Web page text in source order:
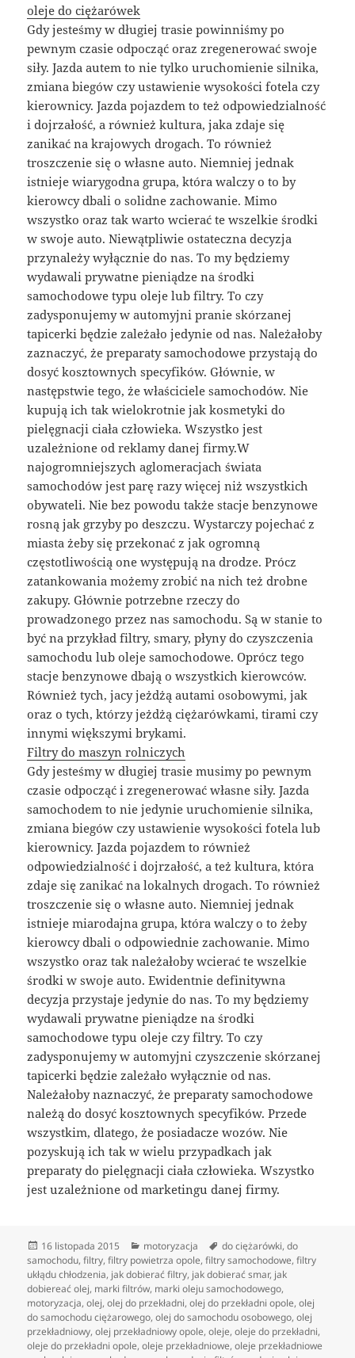
oleje do ciężarówek
Gdy jesteśmy w długiej trasie powinniśmy po
pewnym czasie odpocząć oraz zregenerować swoje
siły. Jazda autem to nie tylko uruchomienie silnika,
zmiana biegów czy ustawienie wysokości fotela czy
kierownicy. Jazda pojazdem to też odpowiedzialność
i dojrzałość, a również kultura, jaka zdaje się
zanikać na krajowych drogach. To również
troszczenie się o własne auto. Niemniej jednak
istnieje wiarygodna grupa, która walczy o to by
kierowcy dbali o solidne zachowanie. Mimo
wszystko oraz tak warto wcierać te wszelkie środki
w swoje auto. Niewątpliwie ostateczna decyzja
przynależy wyłącznie do nas. To my będziemy
wydawali prywatne pieniądze na środki
samochodowe typu oleje lub filtry. To czy
zadysponujemy w automyjni pranie skórzanej
tapicerki będzie zależało jedynie od nas. Należałoby
zaznaczyć, że preparaty samochodowe przystają do
dosyć kosztownych specyfików. Głównie, w
następstwie tego, że właściciele samochodów. Nie
kupują ich tak wielokrotnie jak kosmetyki do
pielęgnacji ciała człowieka. Wszystko jest
uzależnione od reklamy danej firmy.W
najogromniejszych aglomeracjach świata
samochodów jest parę razy więcej niż wszystkich
obywateli. Nie bez powodu także stacje benzynowe
rosną jak grzyby po deszczu. Wystarczy pojechać z
miasta żeby się przekonać z jak ogromną
częstotliwością one występują na drodze. Prócz
zatankowania możemy zrobić na nich też drobne
zakupy. Głównie potrzebne rzeczy do
prowadzonego przez nas samochodu. Są w stanie to
być na przykład filtry, smary, płyny do czyszczenia
samochodu lub oleje samochodowe. Oprócz tego
stacje benzynowe dbają o wszystkich kierowców.
Również tych, jacy jeżdżą autami osobowymi, jak
oraz o tych, którzy jeżdżą ciężarówkami, tirami czy
innymi większymi brykami.
Filtry do maszyn rolniczych
Gdy jesteśmy w długiej trasie musimy po pewnym
czasie odpocząć i zregenerować własne siły. Jazda
samochodem to nie jedynie uruchomienie silnika,
zmiana biegów czy ustawienie wysokości fotela lub
kierownicy. Jazda pojazdem to również
odpowiedzialność i dojrzałość, a też kultura, która
zdaje się zanikać na lokalnych drogach. To również
troszczenie się o własne auto. Niemniej jednak
istnieje miarodajna grupa, która walczy o to żeby
kierowcy dbali o odpowiednie zachowanie. Mimo
wszystko oraz tak należałoby wcierać te wszelkie
środki w swoje auto. Ewidentnie definitywna
decyzja przystaje jedynie do nas. To my będziemy
wydawali prywatne pieniądze na środki
samochodowe typu oleje czy filtry. To czy
zadysponujemy w automyjni czyszczenie skórzanej
tapicerki będzie zależało wyłącznie od nas.
Należałoby naznaczyć, że preparaty samochodowe
należą do dosyć kosztownych specyfików. Przede
wszystkim, dlatego, że posiadacze wozów. Nie
pozyskują ich tak w wielu przypadkach jak
preparaty do pielęgnacji ciała człowieka. Wszystko
jest uzależnione od marketingu danej firmy.
Data
publikacji
16 listopada 2015 Kategorie
motoryzacja Tagi
do ciężarówki,do
samochodu,filtry,filtry powietrza opole,filtry samochodowe,filtry
ukłądu chłodzenia, jak dobierać filtry, jak dobierać smar, jak
dobiereać olej, marki filtrów, marki oleju samochodowego,
motoryzacja,olej,olej do przekładni,olej do przekładni opole,olej
do samochodu ciężarowego,olej do samochodu osobowego,olej
przekładniowy,olej przekładniowy opole,oleje,oleje do przekładni,
oleje do przekładni opole,oleje przekładniowe,oleje przekładniowe